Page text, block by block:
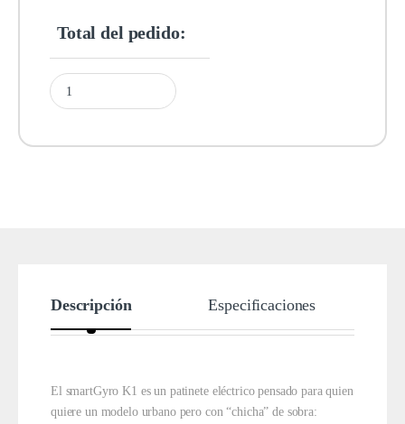
Total del pedido:
Descripción Especificaciones
El smartGyro K1 es un patinete eléctrico pensado para quien
quiere un modelo urbano pero con “chicha” de sobra: